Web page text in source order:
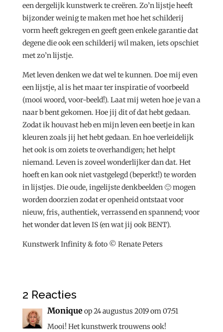
een dergelijk kunstwerk te creëren. Zo’n lijstje heeft
bijzonder weinig te maken met hoe het schilderij
vorm heeft gekregen en geeft geen enkele garantie dat
degene die ook een schilderij wil maken, iets opschiet
met zo’n lijstje.
Met leven denken we dat wel te kunnen. Doe mij even
een lijstje, al is het maar ter inspiratie of voorbeeld
(mooi woord, voor-beeld!). Laat mij weten hoe je van a
naar b bent gekomen. Hoe jij dit of dat hebt gedaan.
Zodat ik houvast heb en mijn leven een beetje in kan
kleuren zoals jij het hebt gedaan. En hoe verleidelijk
het ook is om zoiets te overhandigen; het helpt
niemand. Leven is zoveel wonderlijker dan dat. Het
hoeft en kan ook niet vastgelegd (beperkt!) te worden
in lijstjes. Die oude, ingelijste denkbeelden 🙂 mogen
worden doorzien zodat er openheid ontstaat voor
nieuw, fris, authentiek, verrassend en spannend; voor
het wonder dat leven IS (en wat jij ook BENT).
Kunstwerk Infinity & foto © Renate Peters
2 Reacties
Moniqueop 24 augustus 2019 om 07:51
Mooi! Het kunstwerk trouwens ook!